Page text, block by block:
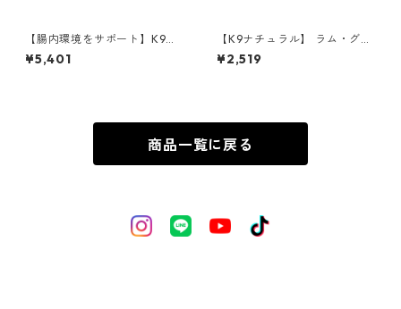
【腸内環境をサポート】K9ナ
チュラル ラム・グリーント
ライプ 200g
¥5,401
【K9ナチュラル】 ラム・グリ
ーントライプ 57g
¥2,519
商品一覧に戻る